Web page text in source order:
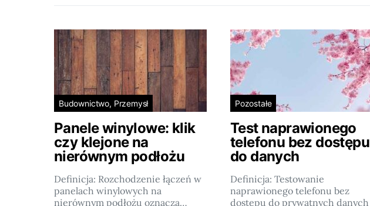
Budownictwo, Przemysł
Panele winylowe: klik
czy klejone na
nierównym podłożu
Definicja: Rozchodzenie łączeń w
panelach winylowych na
nierównym podłożu oznacza…
Pozostałe
Test naprawionego
telefonu bez dostępu
do danych
Definicja: Testowanie
naprawionego telefonu bez
dostępu do prywatnych danych